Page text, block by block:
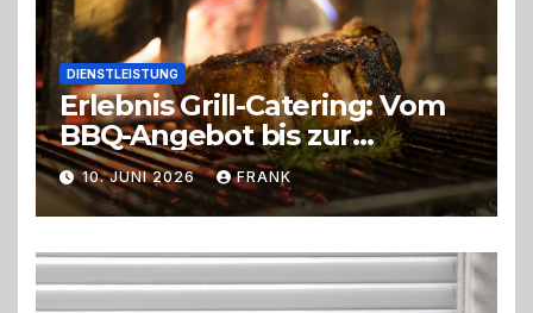
DIENSTLEISTUNG
Erlebnis Grill-Catering: Vom
BBQ-Angebot bis zur
perfekten Eventorganisation
Trend zu Outdoor-Events,
Erlebnisgastronomie und
Live-Cooking
10. JUNI 2026 FRANK